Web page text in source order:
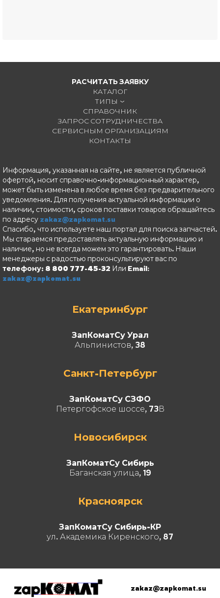
РАСЧИТАТЬ ЗАЯВКУ
КАТАЛОГ
ТИПЫ
СПРАВОЧНИК
ЗАПРОС СОТРУДНИЧЕСТВА
СЕРВИСНЫМ ОРГАНИЗАЦИЯМ
КОНТАКТЫ
Информация, указанная на сайте, не является публичной
офертой, носит справочно-информационный характер,
может быть изменена в любое время без предварительного
уведомления. Для получения актуальной информации о
наличии, стоимости, сроков поставки товаров обращайтесь
по адресу zakaz@zapkomat.su
Спасибо, что используете наш портал для поиска запчастей.
Мы стараемся предоставлять актуальную информацию и
наличие, но не всегда можем это гарантировать. Наши
менеджеры с радостью проконсультируют вас по
телефону: 8 800 777-45-32 Или Email:
zakaz@zapkomat.su
Екатеринбург
ЗапКоматСу Урал
Альпинистов, 38
Санкт-Петербург
ЗапКоматСу СЗФО
Петергофское шоссе, 73В
Новосибирск
ЗапКоматСу Сибирь
Баганская улица, 19
Красноярск
ЗапКоматСу Сибирь-КР
ул. Академика Киренского, 87
zakaz@zapkomat.su